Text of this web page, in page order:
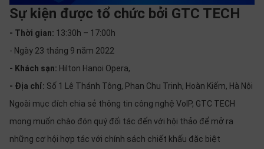
Sự kiện được tổ chức bởi GTC TECH
- Thời gian: 13:30h – 17:00h
- Ngày 23 tháng 9 năm 2022
- Khách sạn: Hilton Hanoi Opera,
- Địa chỉ: Số 1 Lê Thánh Tông, Phan Chu Trinh, Hoàn Kiếm, Hà Nội
Ngoài mục đích chia sẻ thông tin công nghệ VoIP, GTC TECH
mong muốn chào đón quý đối tác đến với hội thảo để mở ra
những cơ hội hợp tác với chính sách chiết khấu đặc biệt